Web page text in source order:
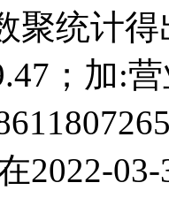
聚统计得
；加:
2022-